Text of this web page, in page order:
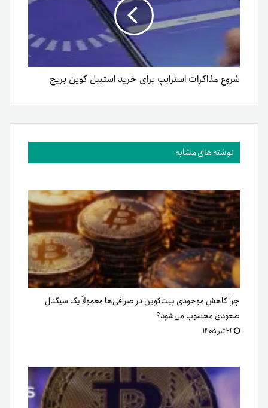
شروع مذاکرات استرایپ برای خرید استیبل کوین بریج
نوشته های مشابه
چرا کاهش موجودی بیت‌کوین در صرافی‌ها معمولاً یک سیگنال
صعودی محسوب می‌شود؟
۲۴ تیر ۱۴۰۵